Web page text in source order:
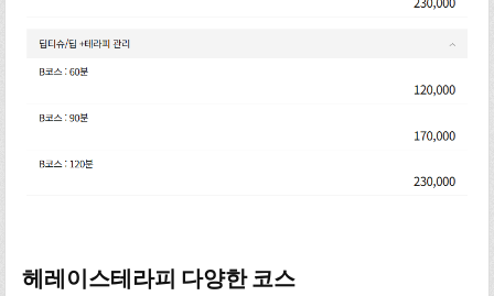
헤레이스테라피 다양한 코스